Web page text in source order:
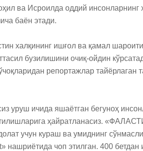
ва Исроилда оддий инсонларнинг
баён этади.
халқининг ишғол ва қамал
бузилишини очиқ-ойдин
репортажлар
уруш ичида яшаётган бегуноҳ
ҳайратланасиз.
учун кураш ва умиднинг
нашриётида чоп этилган. 400